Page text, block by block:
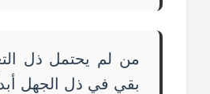
من لم يحتمل ذل
بقي في ذل الجهل